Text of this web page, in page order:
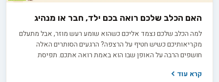
האם הכלב שלכם רואה בכם ילד, חבר או מנהיג
למה הכלב שלכם נצמד אליכם כשהוא שומע רעש מוזר, אבל מתעלם
מקריאותיכם כשיש חטיף על הרצפה? הרגעים הסותרים האלה
חושפים הרבה על האופן שבו הוא באמת רואה אתכם. תפיסת
אינה תואמת את ההבנה המדעית העדכנית. בפועל, אתם ממלאים
קרא עוד